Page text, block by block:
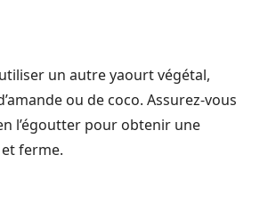
un autre yaourt végétal,
ou de coco. Assurez-vous
l’égoutter pour obtenir une
ferme.